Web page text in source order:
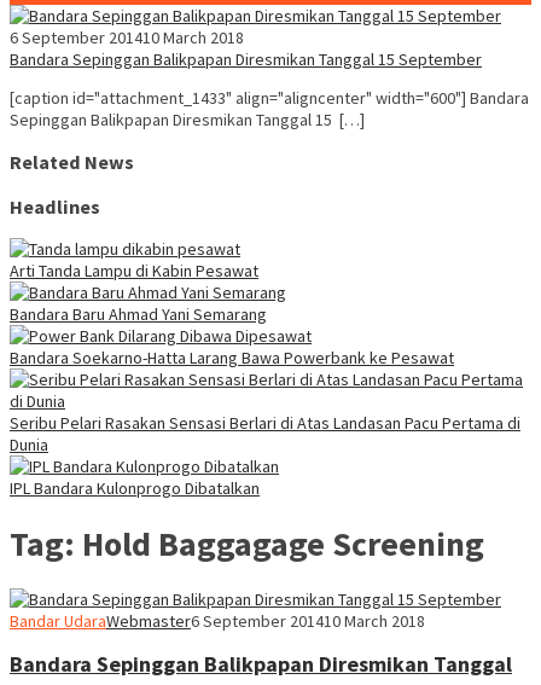
6 September 201410 March 2018
Bandara Sepinggan Balikpapan Diresmikan Tanggal 15 September
[caption id="attachment_1433" align="aligncenter" width="600"] Bandara
Sepinggan Balikpapan Diresmikan Tanggal 15 […]
Related News
Headlines
Arti Tanda Lampu di Kabin Pesawat
Bandara Baru Ahmad Yani Semarang
Bandara Soekarno-Hatta Larang Bawa Powerbank ke Pesawat
Seribu Pelari Rasakan Sensasi Berlari di Atas Landasan Pacu Pertama di
Dunia
IPL Bandara Kulonprogo Dibatalkan
Tag: Hold Baggagage Screening
Bandar UdaraWebmaster6 September 201410 March 2018
Bandara Sepinggan Balikpapan Diresmikan Tanggal